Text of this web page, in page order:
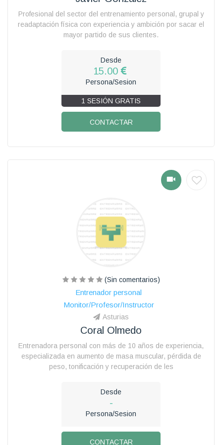
Profesional del sector del entrenamiento personal, grupal y
readaptación física con experiencia y ambición por sacar el
mayor partido de sus clientes.
Desde
15.00
Persona/Sesion
1 SESIÓN GRATIS
CONTACTAR
(Sin comentarios)
Entrenador personal
Monitor/Profesor/Instructor
Asturias
Coral Olmedo
Entrenadora personal con más de 10 años de experiencia,
especializada en aumento de masa muscular, pérdida de
peso, tonificación y recuperación de les
Desde
-
Persona/Sesion
CONTACTAR